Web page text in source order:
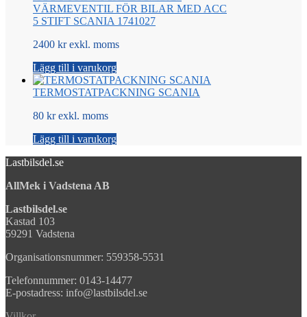
VÄRMEVENTIL FÖR BILAR MED ACC
5 STIFT SCANIA 1741027
2400 kr exkl. moms
Lägg till i varukorg
TERMOSTATPACKNING SCANIA
80 kr exkl. moms
Lägg till i varukorg
Lastbilsdel.se
AllMek i Vadstena AB
Lastbilsdel.se
Kastad 103
59291 Vadstena
Organisationsnummer: 559358-5531
Telefonnummer: 0143-14477
E-postadress: info@lastbilsdel.se